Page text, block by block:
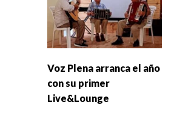
Voz Plena arranca el año
con su primer
Live&Lounge